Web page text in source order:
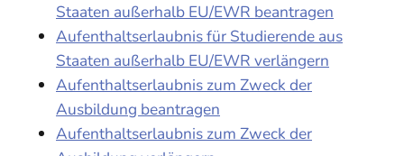
Staaten außerhalb EU/EWR beantragen
Aufenthaltserlaubnis für Studierende aus
Staaten außerhalb EU/EWR verlängern
Aufenthaltserlaubnis zum Zweck der
Ausbildung beantragen
Aufenthaltserlaubnis zum Zweck der